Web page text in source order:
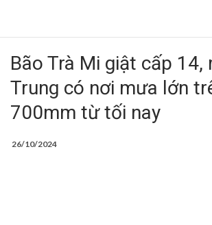
Bão Trà Mi giật cấp 14,
Trung có nơi mưa lớn
700mm từ tối nay
26/10/2024